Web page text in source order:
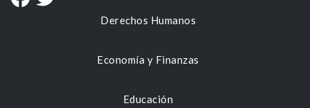
Derechos Humanos
Economía y Finanzas
Educación